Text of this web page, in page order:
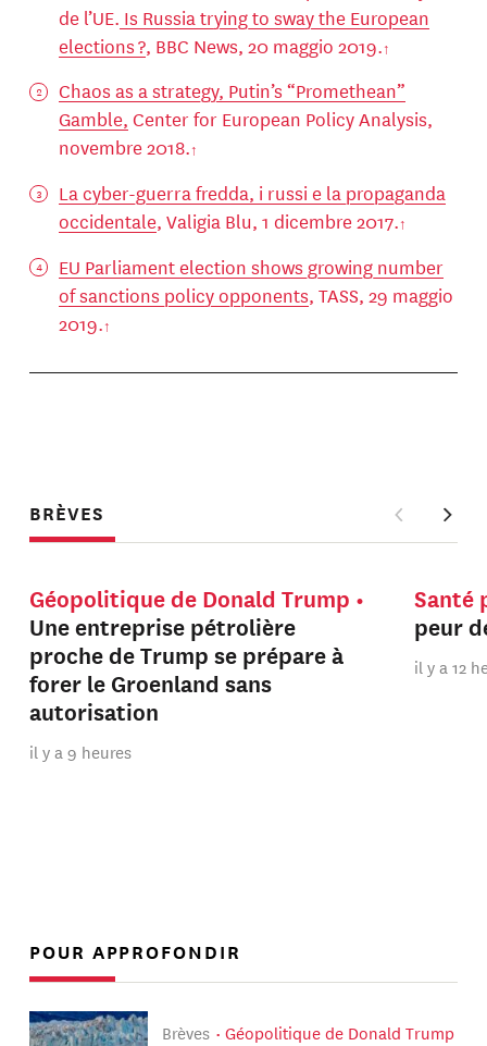
de l’UE. Is Russia trying to sway the European
elections ?, BBC News, 20 maggio 2019.
Chaos as a strategy, Putin’s “Promethean”
Gamble, Center for European Policy Analysis,
novembre 2018.
La cyber-guerra fredda, i russi e la propaganda
occidentale, Valigia Blu, 1 dicembre 2017.
EU Parliament election shows growing number
of sanctions policy opponents, TASS, 29 maggio
2019.
BRÈVES
Géopolitique de Donald Trump
Une entreprise pétrolière
proche de Trump se prépare à
forer le Groenland sans
autorisation
il y a 9 heures
Santé
peur
il y a 12
POUR APPROFONDIR
Brèves Géopolitique de Donald Trump